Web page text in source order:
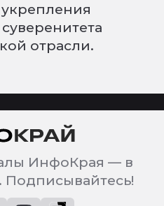
укрепления
отрасли.
ИнфоКрая — в
Подписывайтесь!